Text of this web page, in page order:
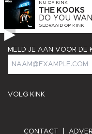
NU OP KINK
THE KOOKS
DO YOU
GEDRAAID OP KINK
VOLG KINK
MELD JE AAN VOOR DE
CONTACT